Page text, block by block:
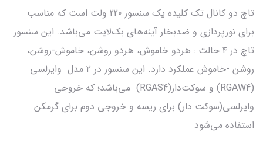
تاچ دو کانال تک کلیده یک سنسور 220 ولت است که مناسب
برای نورپردازی و ضدبخار آینه‌های بک‌لایت می‌باشد. این سنسور
تاچ در ۴ حالت : هردو خاموش، هردو روشن، خاموش-روشن،
روشن -خاموش عملکرد دارد. این سنسور در ۲ مدل وایرلسی
(RGAW4) و سوکت‌دار(RGAS4) می‌باشد؛ که خروجی
وایرلسی(سوکت دار) برای ریسه و خروجی دوم برای گرمکن
استفاده می‌شود